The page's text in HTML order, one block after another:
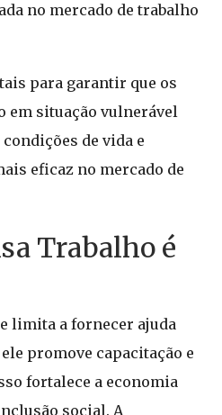
no mercado de trabalho
para garantir que os
em situação vulnerável
de vida e
eficaz no mercado de
Trabalho é
limita a fornecer ajuda
promove capacitação e
fortalece a economia
social. A